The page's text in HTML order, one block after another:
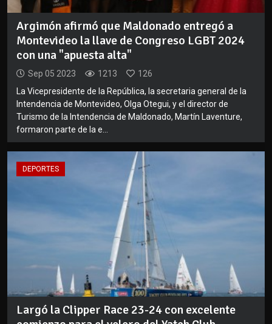
Argimón afirmó que Maldonado entregó a
Montevideo la llave de Congreso LGBT 2024
con una "apuesta alta"
Sep 05 2023 1213
126
La Vicepresidente de la República, la secretaria general de la
Intendencia de Montevideo, Olga Otegui, y el director de
Turismo de la Intendencia de Maldonado, Martín Laventure,
formaron parte de la e...
DEPORTES
Largó la Clipper Race 23-24 con excelente